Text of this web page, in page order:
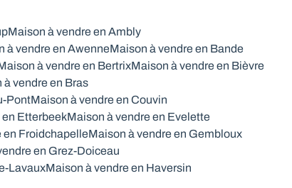
Maison à vendre en Ambly
à vendre en AwenneMaison à vendre en Bande
à vendre en BertrixMaison à vendre en Bièvre
à vendre en Bras
PontMaison à vendre en Couvin
EtterbeekMaison à vendre en Evelette
en FroidchapelleMaison à vendre en Gembloux
en Grez-Doiceau
LavauxMaison à vendre en Haversin